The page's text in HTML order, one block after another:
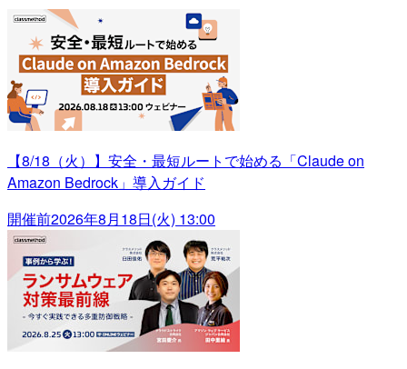
【8/18（火）】安全・最短ルートで始める「Claude on
Amazon Bedrock」導入ガイド
開催前2026年8月18日(火) 13:00